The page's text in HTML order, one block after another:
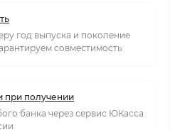
год выпуска и поколение
совместимость
при получении
банка через сервис ЮКасса